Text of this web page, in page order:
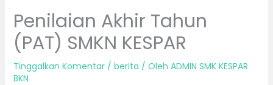
Penilaian Akhir Tahun
(PAT) SMKN KESPAR
Tinggalkan Komentar / berita / Oleh ADMIN SMK KESPAR
BKN